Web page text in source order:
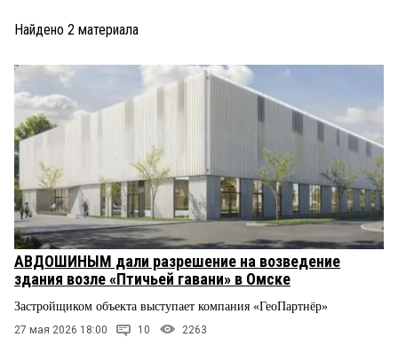
ПРОИСШЕСТВИЯ
СТИЛЬ ЖИЗНИ
Найдено 2 материала
АВДОШИНЫМ дали разрешение на возведение
здания возле «Птичьей гавани» в Омске
Застройщиком объекта выступает компания «ГеоПартнёр»
27 мая 2026 18:00 10 2263